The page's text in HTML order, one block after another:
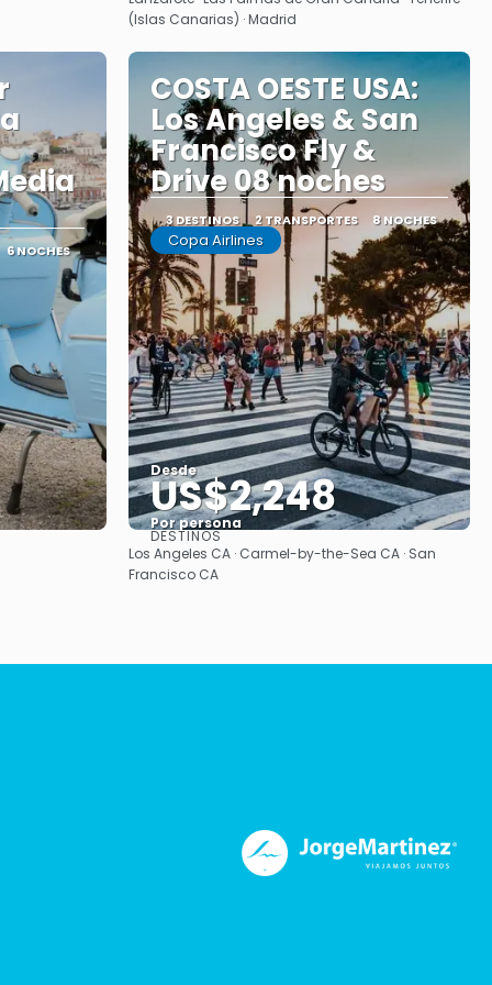
(Islas Canarias) · Madrid
6 NOCHES
COSTA OESTE USA:
Los Angeles & San
Francisco Fly &
Drive 08 noches
3 DESTINOS 2 TRANSPORTES 8 NOCHES
Copa Airlines
Desde
US$2,248
Por persona
Ver
DESTINOS
Los Angeles CA · Carmel-by-the-Sea CA · San
Francisco CA